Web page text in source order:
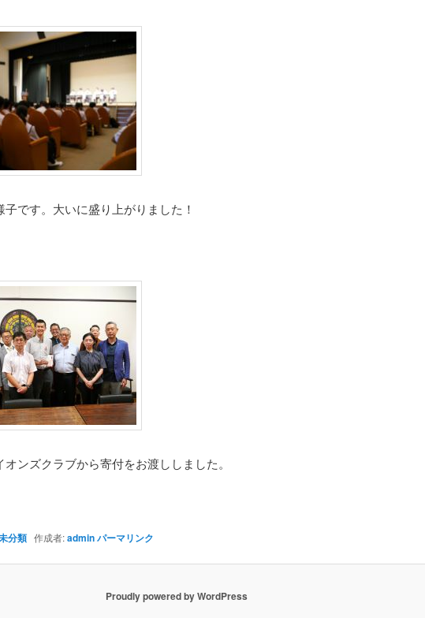
子です。大いに盛り上がりました！
ンズクラブから寄付をお渡ししました。
分類作成者:adminパーマリンク
Proudly powered by WordPress